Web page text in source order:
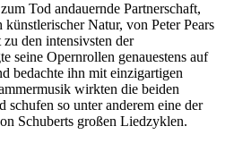
Tod andauernde Partnerschaft,
Natur, von Peter Pears
den intensivsten der
seine Opernrollen genauestens auf
bedachte ihn mit einzigartigen
wirkten die beiden
schufen so unter anderem eine der
Schuberts großen Liedzyklen.